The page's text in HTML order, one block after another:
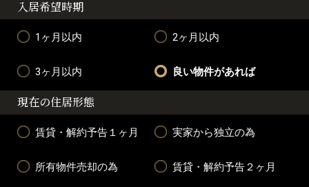
入居希望時期
1ヶ月以内 2ヶ月以内
3ヶ月以内 良い物件があれば
現在の住居形態
賃貸・解約予告１ヶ月 実家から独立の為
所有物件売却の為 賃貸・解約予告２ヶ月